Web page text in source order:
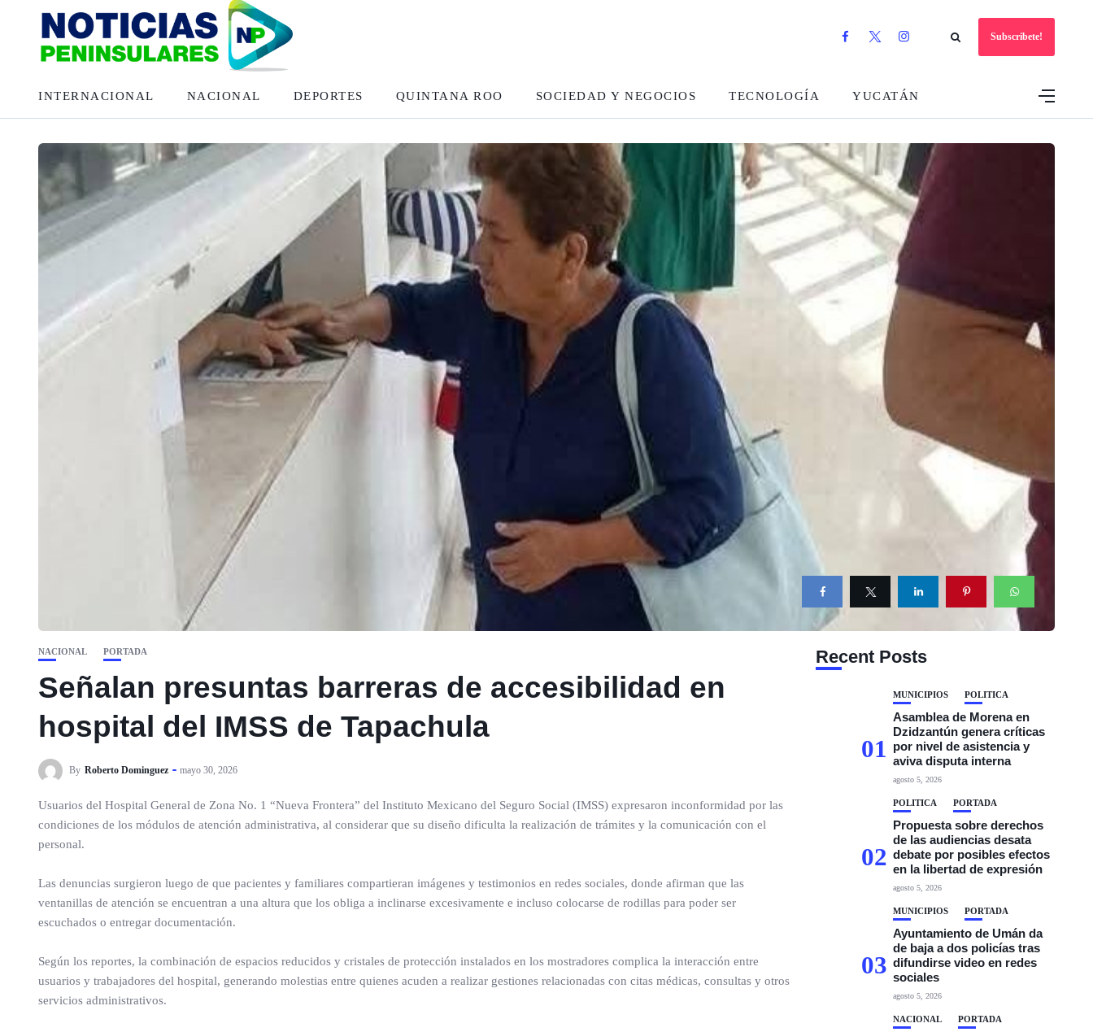
Subscribete!
INTERNACIONAL NACIONAL DEPORTES QUINTANA ROO SOCIEDAD Y NEGOCIOS TECNOLOGÍA YUCATÁN
NACIONAL PORTADA
Señalan presuntas barreras de accesibilidad en
hospital del IMSS de Tapachula
By Roberto Dominguez mayo 30, 2026
Usuarios del Hospital General de Zona No. 1 “Nueva Frontera” del Instituto Mexicano del Seguro Social (IMSS) expresaron inconformidad por las
condiciones de los módulos de atención administrativa, al considerar que su diseño dificulta la realización de trámites y la comunicación con el
personal.
Las denuncias surgieron luego de que pacientes y familiares compartieran imágenes y testimonios en redes sociales, donde afirman que las
ventanillas de atención se encuentran a una altura que los obliga a inclinarse excesivamente e incluso colocarse de rodillas para poder ser
escuchados o entregar documentación.
Según los reportes, la combinación de espacios reducidos y cristales de protección instalados en los mostradores complica la interacción entre
usuarios y trabajadores del hospital, generando molestias entre quienes acuden a realizar gestiones relacionadas con citas médicas, consultas y otros
servicios administrativos.
Recent Posts
01
MUNICIPIOS POLÍTICA
Asamblea de Morena en
Dzidzantún genera críticas
por nivel de asistencia y
aviva disputa interna
agosto 5, 2026
02
POLÍTICA PORTADA
Propuesta sobre derechos
de las audiencias desata
debate por posibles efectos
en la libertad de expresión
agosto 5, 2026
03
MUNICIPIOS PORTADA
Ayuntamiento de Umán da
de baja a dos policías tras
difundirse video en redes
sociales
agosto 5, 2026
NACIONAL PORTADA